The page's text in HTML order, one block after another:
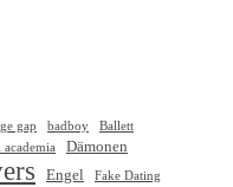
gap badboy
Ballett
academia Dämonen
Engel Fake Dating